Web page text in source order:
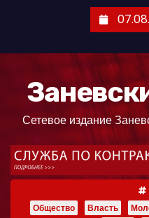
Сетевое издание
Общество Власть